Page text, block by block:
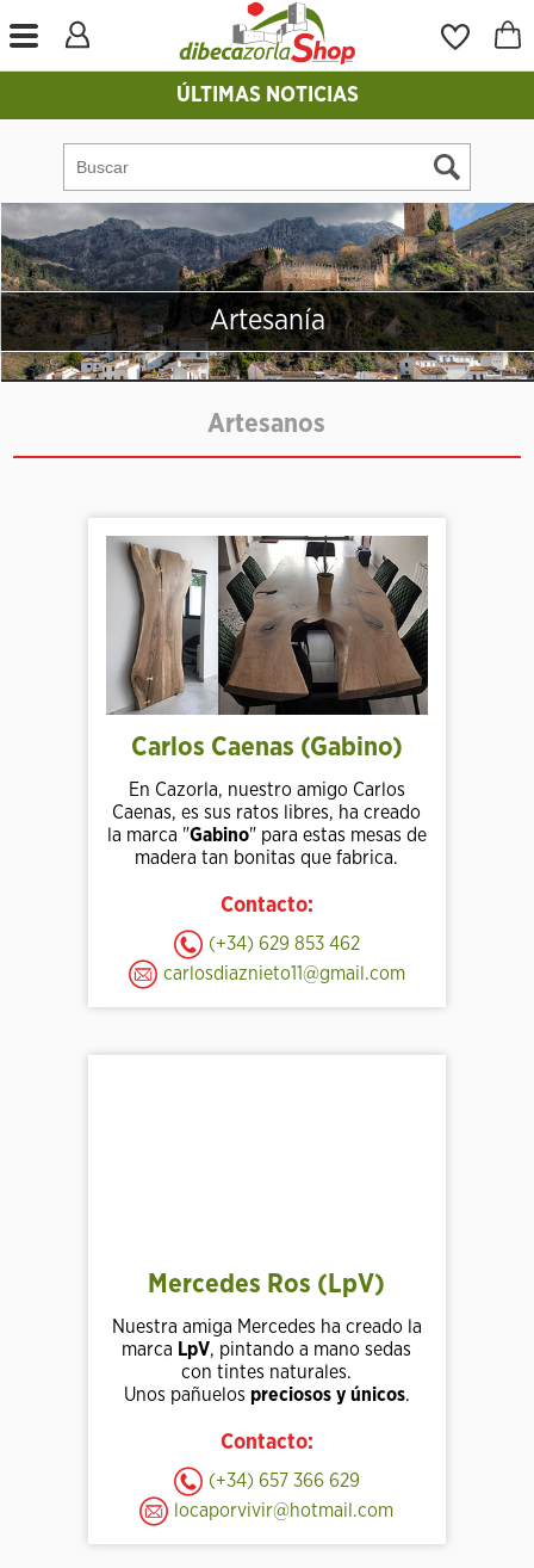
ÚLTIMAS NOTICIAS
Artesanía
Artesanos
Carlos Caenas (Gabino)
En Cazorla, nuestro amigo Carlos
Caenas, es sus ratos libres, ha creado
la marca "Gabino" para estas mesas de
madera tan bonitas que fabrica.
Contacto:
(+34) 629 853 462
carlosdiaznieto11@gmail.com
Mercedes Ros (LpV)
Nuestra amiga Mercedes ha creado la
marca LpV, pintando a mano sedas
con tintes naturales.
Unos pañuelos preciosos y únicos.
Contacto:
(+34) 657 366 629
locaporvivir@hotmail.com